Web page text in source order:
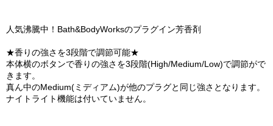
人気沸騰中！Bath&BodyWorksのプラグイン芳香剤
★香りの強さを3段階で調節可能★
本体横のボタンで香りの強さを3段階(High/Medium/Low)で調節がで
きます。
真ん中のMedium(ミディアム)が他のプラグと同じ強さとなります。
ナイトライト機能は付いていません。